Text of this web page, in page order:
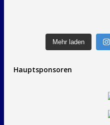
Mehr laden
Hauptsponsoren